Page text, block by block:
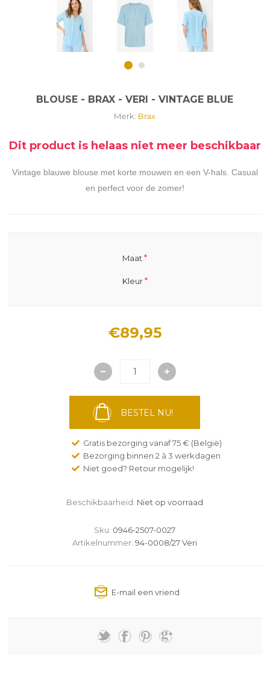
BLOUSE - BRAX - VERI - VINTAGE BLUE
Merk: Brax
Dit product is helaas niet meer beschikbaar
Vintage blauwe blouse met korte mouwen en een V-hals. Casual
en perfect voor de zomer!
Maat *
Kleur*
€89,95
BESTEL NU!
Gratis bezorging vanaf 75 € (België)
Bezorging binnen 2 à 3 werkdagen
Niet goed? Retour mogelijk!
Beschikbaarheid: Niet op voorraad
Sku: 0946-2507-0027
Artikelnummer: 94-0008/27 Veri